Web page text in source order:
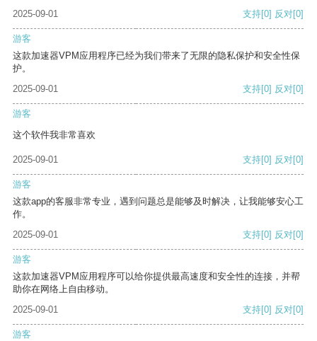
2025-09-01 支持[0] 反对[0]
游客
这款加速器VPM应用程序已经为我们带来了无限的隐私保护和安全性保
护。
2025-09-01
支持[0] 反对[0]
游客
这个软件我非常喜欢
2025-09-01 支持[0] 反对[0]
游客
这款app的客服非常专业，遇到问题总是能够及时解决，让我能够安心工
作。
2025-09-01
支持[0] 反对[0]
游客
这款加速器VPM应用程序可以给你提供最高速度和安全性的连接，并帮
助你在网络上自由移动。
2025-09-01
支持[0] 反对[0]
游客